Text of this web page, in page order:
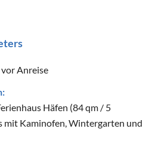
Anreise
Häfen (84 qm / 5
mit Kaminofen, Wintergarten und